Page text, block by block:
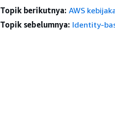
Topik berikutnya: AWS
Topik sebelumnya: Identity-